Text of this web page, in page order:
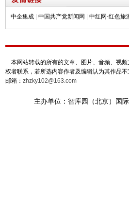
中企集成 | 中国共产党新闻网 | 中红网-红色旅
本网站转载的所有的文章、图片、音频、视
权者联系，若所选内容作者及编辑认为其作品
邮箱： zhzky102@163.com
主办单位：智库园（北京）国